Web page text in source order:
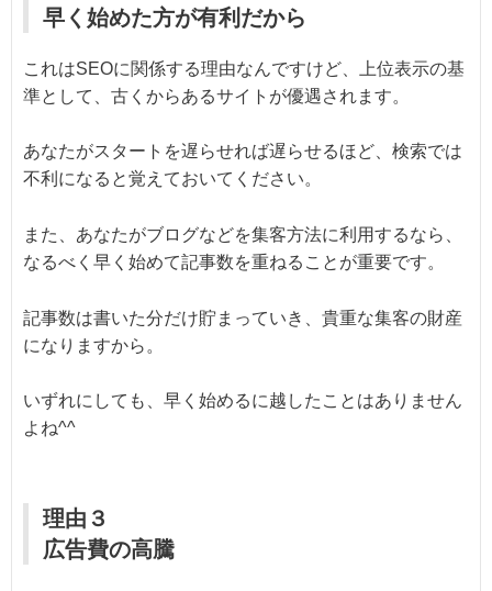
早く始めた方が有利だから
これはSEOに関係する理由なんですけど、上位表示の基
準として、古くからあるサイトが優遇されます。
あなたがスタートを遅らせれば遅らせるほど、検索では
不利になると覚えておいてください。
また、あなたがブログなどを集客方法に利用するなら、
なるべく早く始めて記事数を重ねることが重要です。
記事数は書いた分だけ貯まっていき、貴重な集客の財産
になりますから。
いずれにしても、早く始めるに越したことはありません
よね^^
理由３
広告費の高騰